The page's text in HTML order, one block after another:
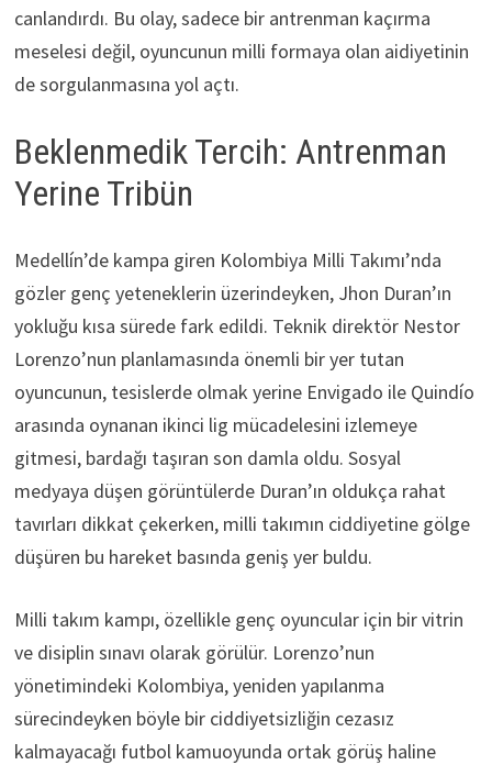
canlandırdı. Bu olay, sadece bir antrenman kaçırma
meselesi değil, oyuncunun milli formaya olan aidiyetinin
de sorgulanmasına yol açtı.
Beklenmedik Tercih: Antrenman
Yerine Tribün
Medellín’de kampa giren Kolombiya Milli Takımı’nda
gözler genç yeteneklerin üzerindeyken, Jhon Duran’ın
yokluğu kısa sürede fark edildi. Teknik direktör Nestor
Lorenzo’nun planlamasında önemli bir yer tutan
oyuncunun, tesislerde olmak yerine Envigado ile Quindío
arasında oynanan ikinci lig mücadelesini izlemeye
gitmesi, bardağı taşıran son damla oldu. Sosyal
medyaya düşen görüntülerde Duran’ın oldukça rahat
tavırları dikkat çekerken, milli takımın ciddiyetine gölge
düşüren bu hareket basında geniş yer buldu.
Milli takım kampı, özellikle genç oyuncular için bir vitrin
ve disiplin sınavı olarak görülür. Lorenzo’nun
yönetimindeki Kolombiya, yeniden yapılanma
sürecindeyken böyle bir ciddiyetsizliğin cezasız
kalmayacağı futbol kamuoyunda ortak görüş haline